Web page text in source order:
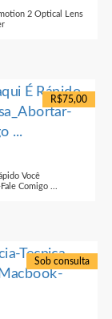
2 Optical Lens
R$75,00
Você
Comigo ...
Sob consulta